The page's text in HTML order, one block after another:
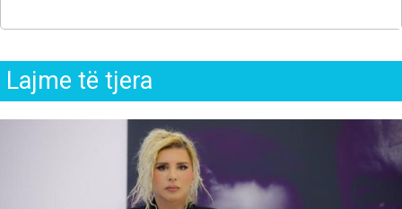
Lajme të tjera